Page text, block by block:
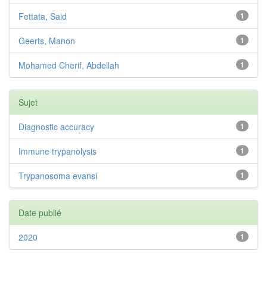
1
Fettata, Said
1
Geerts, Manon
1
Mohamed Cherif, Abdellah
Sujet
1
Diagnostic accuracy
1
Immune trypanolysis
1
Trypanosoma evansi
Date publié
1
2020